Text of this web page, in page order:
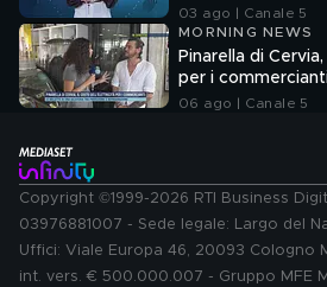
03 ago | Canale 5
MORNING NEWS
Pinarella di
per i
06 ago | Canale 5
Copyright ©1999-2026 RTI Business
03976881007 - Sede legale: Largo del
Uffici: Viale Europa 46, 20093 Cologno
int. vers. € 500.000.007 - Gruppo MFE